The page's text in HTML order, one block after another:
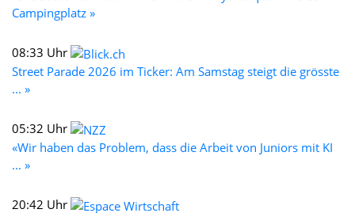
Campingplatz »
08:33 Uhr
Street Parade 2026 im Ticker: Am Samstag steigt die grösste
... »
05:32 Uhr
«Wir haben das Problem, dass die Arbeit von Juniors mit KI
... »
20:42 Uhr